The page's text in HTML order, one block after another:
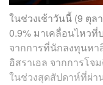
ในช่วงเช้าวันนี้ (9 ตุล
0.9% มาเคลื่อนไหว
จากการที่นักลงทุนห
อิสราเอล จากการโ
ในช่วงสุดสัปดาห์ที่ผ่า